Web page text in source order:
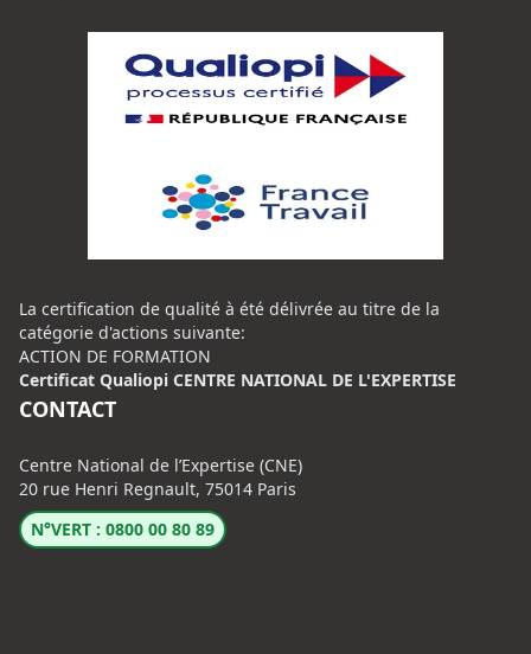
La certification de qualité à été délivrée au titre de la
catégorie d'actions suivante:
ACTION DE FORMATION
Certificat Qualiopi CENTRE NATIONAL DE L'EXPERTISE
CONTACT
Centre National de l’Expertise (CNE)
20 rue Henri Regnault, 75014 Paris
N°VERT : 0800 00 80 89